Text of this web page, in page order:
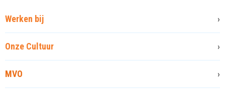
Werken bij
Onze Cultuur
MVO